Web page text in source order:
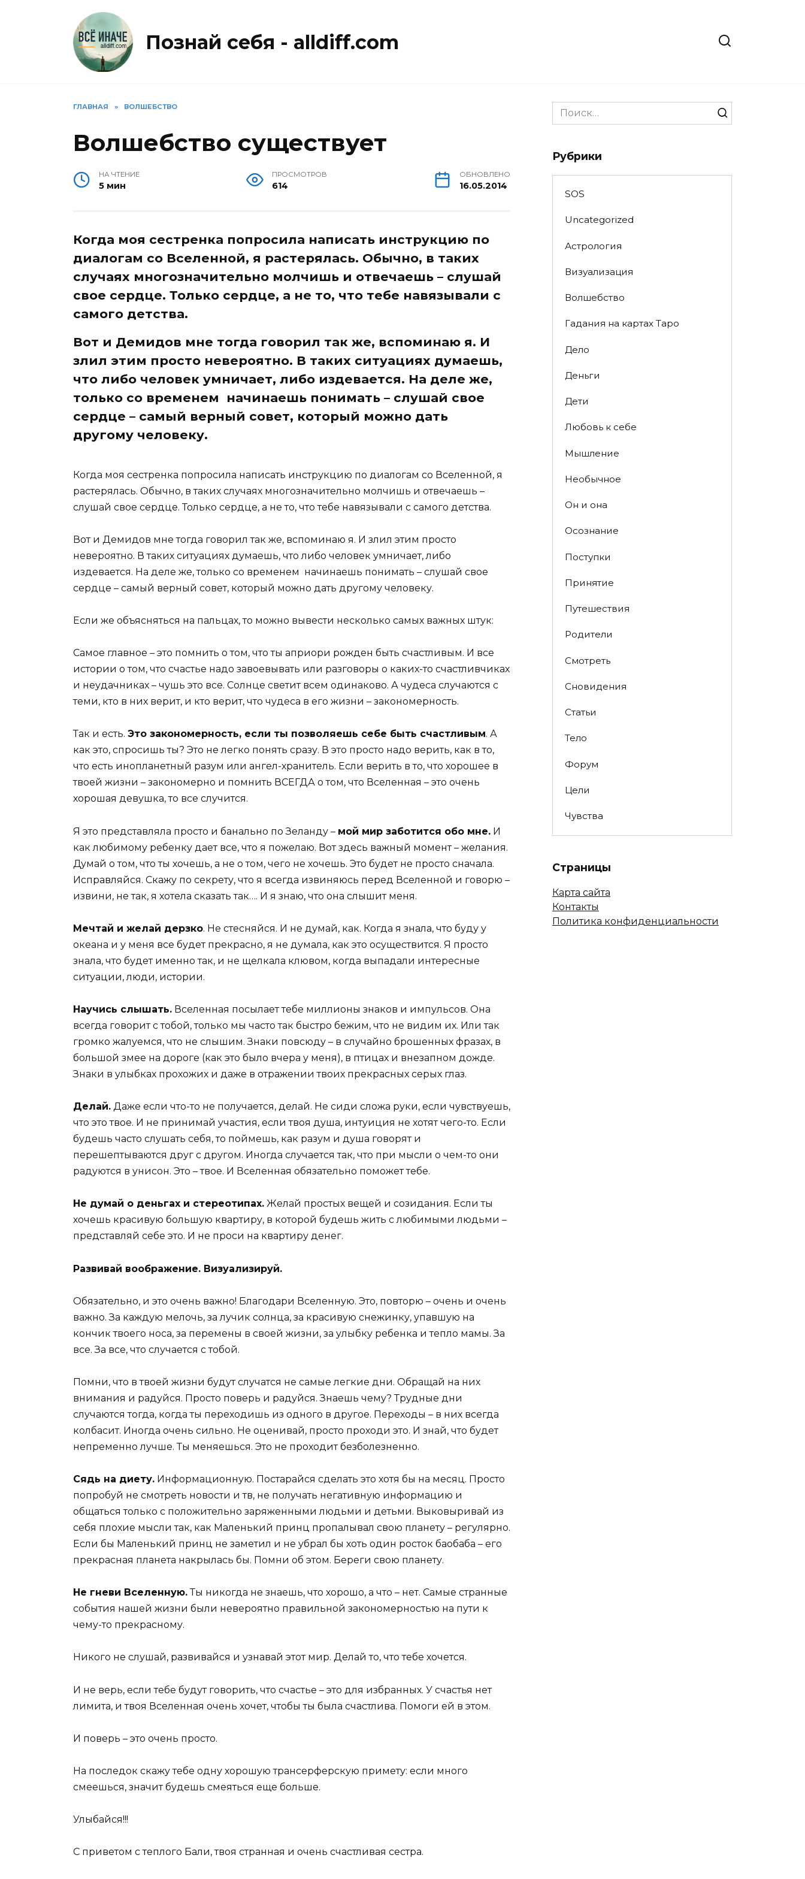
Познай себя - alldiff.com
ГЛАВНАЯ » ВОЛШЕБСТВО
Волшебство существует
НА ЧТЕНИЕ
5 мин
ПРОСМОТРОВ
614
ОБНОВЛЕНО
16.05.2014
Когда моя сестренка попросила написать инструкцию по
диалогам со Вселенной, я растерялась. Обычно, в таких
случаях многозначительно молчишь и отвечаешь – слушай
свое сердце. Только сердце, а не то, что тебе навязывали с
самого детства.
Вот и Демидов мне тогда говорил так же, вспоминаю я. И
злил этим просто невероятно. В таких ситуациях думаешь,
что либо человек умничает, либо издевается. На деле же,
только со временем начинаешь понимать – слушай свое
сердце – самый верный совет, который можно дать
другому человеку.
Когда моя сестренка попросила написать инструкцию по диалогам со Вселенной, я
растерялась. Обычно, в таких случаях многозначительно молчишь и отвечаешь –
слушай свое сердце. Только сердце, а не то, что тебе навязывали с самого детства.
Вот и Демидов мне тогда говорил так же, вспоминаю я. И злил этим просто
невероятно. В таких ситуациях думаешь, что либо человек умничает, либо
издевается. На деле же, только со временем начинаешь понимать – слушай свое
сердце – самый верный совет, который можно дать другому человеку.
Если же объясняться на пальцах, то можно вывести несколько самых важных штук:
Самое главное – это помнить о том, что ты априори рожден быть счастливым. И все
истории о том, что счастье надо завоевывать или разговоры о каких-то счастливчиках
и неудачниках – чушь это все. Солнце светит всем одинаково. А чудеса случаются с
теми, кто в них верит, и кто верит, что чудеса в его жизни – закономерность.
Так и есть. Это закономерность, если ты позволяешь себе быть счастливым. А
как это, спросишь ты? Это не легко понять сразу. В это просто надо верить, как в то,
что есть инопланетный разум или ангел-хранитель. Если верить в то, что хорошее в
твоей жизни – закономерно и помнить ВСЕГДА о том, что Вселенная – это очень
хорошая девушка, то все случится.
Я это представляла просто и банально по Зеланду – мой мир заботится обо мне. И
как любимому ребенку дает все, что я пожелаю. Вот здесь важный момент – желания.
Думай о том, что ты хочешь, а не о том, чего не хочешь. Это будет не просто сначала.
Исправляйся. Скажу по секрету, что я всегда извиняюсь перед Вселенной и говорю –
извини, не так, я хотела сказать так…. И я знаю, что она слышит меня.
Мечтай и желай дерзко. Не стесняйся. И не думай, как. Когда я знала, что буду у
океана и у меня все будет прекрасно, я не думала, как это осуществится. Я просто
знала, что будет именно так, и не щелкала клювом, когда выпадали интересные
ситуации, люди, истории.
Научись слышать. Вселенная посылает тебе миллионы знаков и импульсов. Она
всегда говорит с тобой, только мы часто так быстро бежим, что не видим их. Или так
громко жалуемся, что не слышим. Знаки повсюду – в случайно брошенных фразах, в
большой змее на дороге (как это было вчера у меня), в птицах и внезапном дожде.
Знаки в улыбках прохожих и даже в отражении твоих прекрасных серых глаз.
Делай. Даже если что-то не получается, делай. Не сиди сложа руки, если чувствуешь,
что это твое. И не принимай участия, если твоя душа, интуиция не хотят чего-то. Если
будешь часто слушать себя, то поймешь, как разум и душа говорят и
перешептываются друг с другом. Иногда случается так, что при мысли о чем-то они
радуются в унисон. Это – твое. И Вселенная обязательно поможет тебе.
Не думай о деньгах и стереотипах. Желай простых вещей и созидания. Если ты
хочешь красивую большую квартиру, в которой будешь жить с любимыми людьми –
представляй себе это. И не проси на квартиру денег.
Развивай воображение. Визуализируй.
Обязательно, и это очень важно! Благодари Вселенную. Это, повторю – очень и очень
важно. За каждую мелочь, за лучик солнца, за красивую снежинку, упавшую на
кончик твоего носа, за перемены в своей жизни, за улыбку ребенка и тепло мамы. За
все. За все, что случается с тобой.
Помни, что в твоей жизни будут случатся не самые легкие дни. Обращай на них
внимания и радуйся. Просто поверь и радуйся. Знаешь чему? Трудные дни
случаются тогда, когда ты переходишь из одного в другое. Переходы – в них всегда
колбасит. Иногда очень сильно. Не оценивай, просто проходи это. И знай, что будет
непременно лучше. Ты меняешься. Это не проходит безболезненно.
Сядь на диету. Информационную. Постарайся сделать это хотя бы на месяц. Просто
попробуй не смотреть новости и тв, не получать негативную информацию и
общаться только с положительно заряженными людьми и детьми. Выковыривай из
себя плохие мысли так, как Маленький принц пропалывал свою планету – регулярно.
Если бы Маленький принц не заметил и не убрал бы хоть один росток баобаба – его
прекрасная планета накрылась бы. Помни об этом. Береги свою планету.
Не гневи Вселенную.Ты никогда не знаешь, что хорошо, а что – нет. Самые странные
события нашей жизни были невероятно правильной закономерностью на пути к
чему-то прекрасному.
Никого не слушай, развивайся и узнавай этот мир. Делай то, что тебе хочется.
И не верь, если тебе будут говорить, что счастье – это для избранных. У счастья нет
лимита, и твоя Вселенная очень хочет, чтобы ты была счастлива. Помоги ей в этом.
И поверь – это очень просто.
На последок скажу тебе одну хорошую трансерферскую примету: если много
смеешься, значит будешь смеяться еще больше.
Улыбайся!!!
С приветом с теплого Бали, твоя странная и очень счастливая сестра.
Search
for:
Рубрики
SOS
Uncategorized
Астрология
Визуализация
Волшебство
Гадания на картах Таро
Дело
Деньги
Дети
Любовь к себе
Мышление
Необычное
Он и она
Осознание
Поступки
Принятие
Путешествия
Родители
Смотреть
Сновидения
Статьи
Тело
Форум
Цели
Чувства
Страницы
Карта сайта
Контакты
Политика конфиденциальности